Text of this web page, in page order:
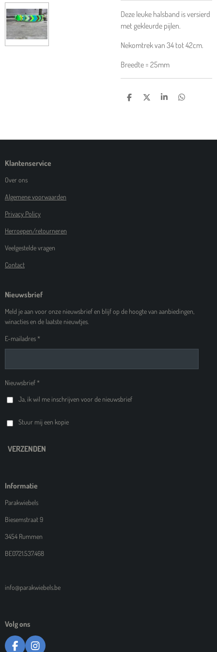
Deze leuke halsband is versierd
met gekleurde pijlen.
Nekomtrek van 34 tot 42cm.
Breedte = 25mm
D
D
S
D
Klantenservice
Over ons
Algemene voorwaarden
Privacy Policy
Herroepen/retourneren
Veelgestelde vragen
Contact
Nieuwsbrief
Meld je aan voor onze nieuwsbrief en blijf op de hoogte van aanbiedingen,
winacties en de laatste nieuwtjes.
E-mailadres *
Nieuwsbrief *
Ja, ik wil me inschrijven voor de nieuwsbrief
Stuur mij een kopie
VERZENDEN
Informatie
Parakwiebels
Biesemstraat 9
3454 Rummen
BE0721.537.468
info@parakwiebels.be
Volg ons
F I